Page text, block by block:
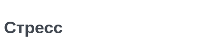
Стресс